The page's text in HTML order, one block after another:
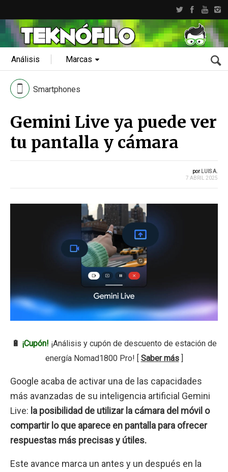
Análisis Marcas
Smartphones
Gemini Live ya puede ver
tu pantalla y cámara
por LUIS A.
7 ABRIL 2025
🔋 ¡Cupón! ¡Análisis y cupón de descuento de estación de
energía Nomad1800 Pro! [ Saber más]
Google acaba de activar una de las capacidades
más avanzadas de su inteligencia artificial Gemini
Live: la posibilidad de utilizar la cámara del móvil o
compartir lo que aparece en pantalla para ofrecer
respuestas más precisas y útiles.
Este avance marca un antes y un después en la